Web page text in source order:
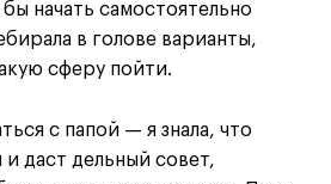
начать самостоятельно
в голове варианты,
сферу пойти.
с папой — я знала, что
даст дельный совет,